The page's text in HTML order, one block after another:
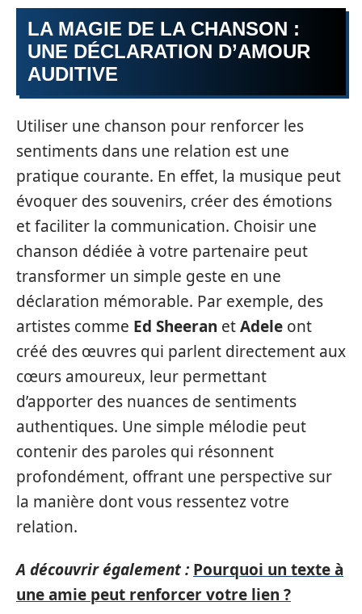
LA MAGIE DE LA CHANSON :
UNE DÉCLARATION D’AMOUR
AUDITIVE
Utiliser une chanson pour renforcer les
sentiments dans une relation est une
pratique courante. En effet, la musique peut
évoquer des souvenirs, créer des émotions
et faciliter la communication. Choisir une
chanson dédiée à votre partenaire peut
transformer un simple geste en une
déclaration mémorable. Par exemple, des
artistes comme Ed Sheeran etAdele ont
créé des œuvres qui parlent directement aux
cœurs amoureux, leur permettant
d’apporter des nuances de sentiments
authentiques. Une simple mélodie peut
contenir des paroles qui résonnent
profondément, offrant une perspective sur
la manière dont vous ressentez votre
relation.
A découvrir également : Pourquoi un texte à
une amie peut renforcer votre lien ?